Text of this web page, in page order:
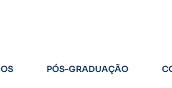
PÓS-GRADUAÇÃO